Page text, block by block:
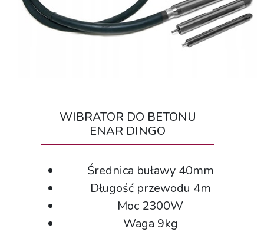
WIBRATOR DO BETONU
ENAR DINGO
Średnica buławy 40mm
Długość przewodu 4m
Moc 2300W
Waga 9kg